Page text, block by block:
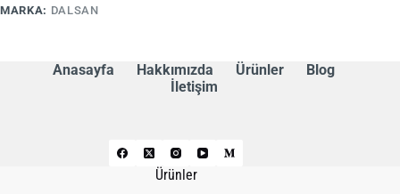
MARKA: DALSAN
Anasayfa Hakkımızda Ürünler
Blog
İletişim
Ürünler